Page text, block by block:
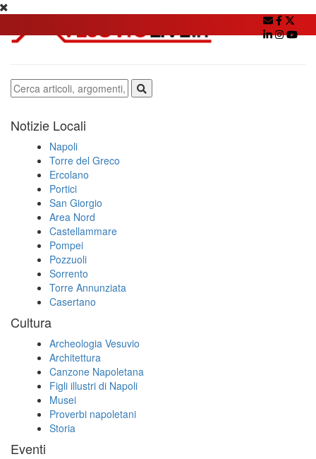
Notizie Locali
Napoli
Torre del Greco
Ercolano
Portici
San Giorgio
Area Nord
Castellammare
Pompei
Pozzuoli
Sorrento
Torre Annunziata
Casertano
Cultura
Archeologia Vesuvio
Architettura
Canzone Napoletana
Figli illustri di Napoli
Musei
Proverbi napoletani
Storia
Eventi